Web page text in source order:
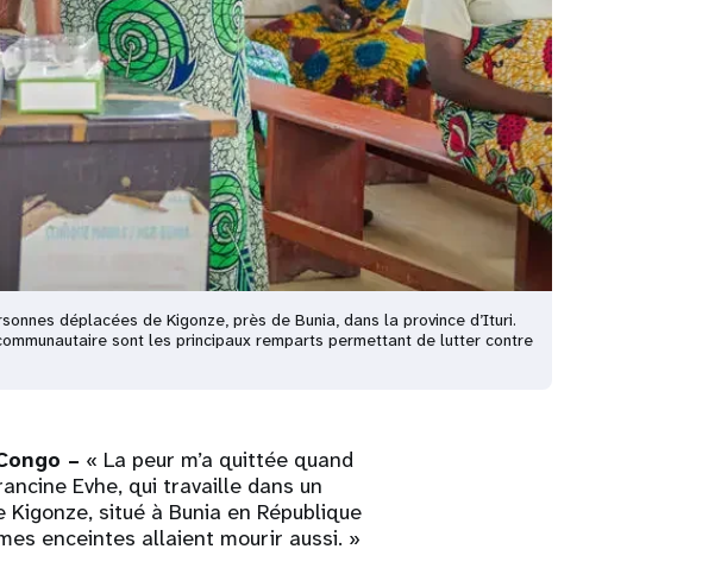
déplacées de Kigonze, près de Bunia, dans la province d’Ituri.
sont les principaux remparts permettant de lutter contre
– « La peur m’a quittée quand
Evhe, qui travaille dans un
situé à Bunia en République
enceintes allaient mourir aussi. »